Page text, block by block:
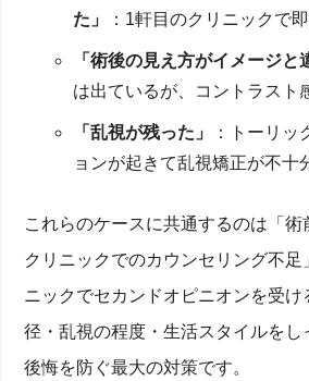
た」
：1軒目のクリニックで
「術後の見え方がイメージと
は出ているが、コントラスト
「乱視が残った」
：トーリッ
ョンが起きて乱視矯正が不十
これらのケースに共通するのは「
クリニックでのカウンセリング不足
ニックでセカンドオピニオンを受
径・乱視の程度・生活スタイルを
後悔を防ぐ最大の対策です。